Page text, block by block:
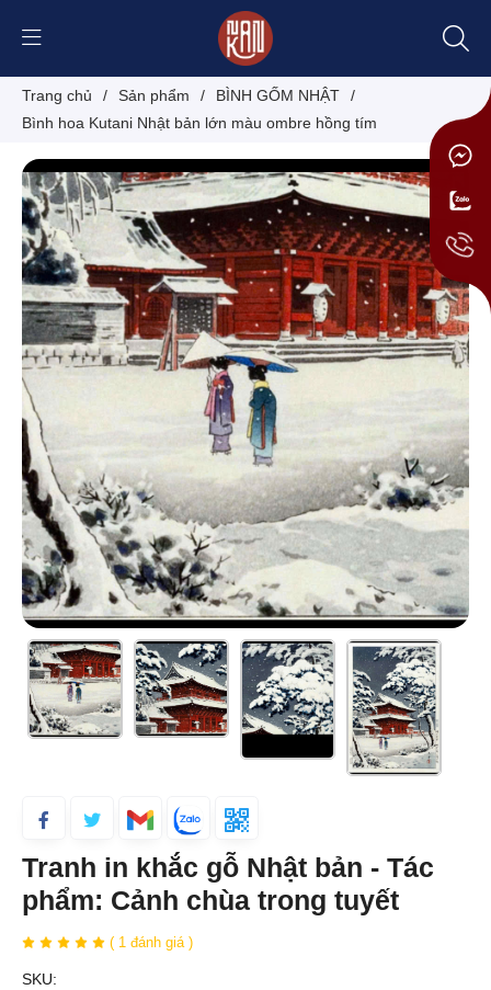
Trang chủ / Sản phẩm / BÌNH GỐM NHẬT
/
Bình hoa Kutani Nhật bản lớn màu ombre hồng tím
Tranh in khắc gỗ Nhật bản - Tác
phẩm: Cảnh chùa trong tuyết
( 1 đánh giá )
SKU: